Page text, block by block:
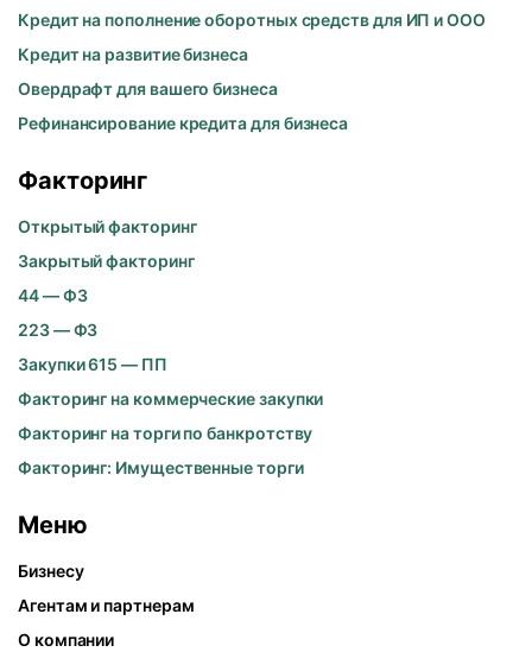
Кредит на пополнение оборотных средств для ИП и ООО
Кредит на развитие бизнеса
Овердрафт для вашего бизнеса
Рефинансирование кредита для бизнеса
Факторинг
Открытый факторинг
Закрытый факторинг
44 — ФЗ
223 — ФЗ
Закупки 615 — ПП
Факторинг на коммерческие закупки
Факторинг на торги по банкротству
Факторинг: Имущественные торги
Меню
Бизнесу
Агентам и партнерам
О компании